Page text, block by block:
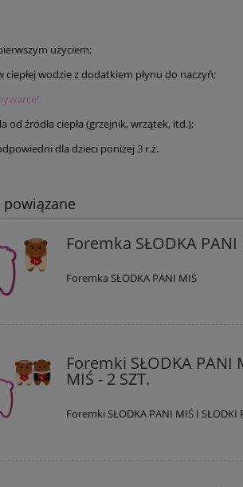
użyciem;
ciepłej wodzie z dodatkiem płynu do naczyń;
od źródła ciepła (grzejnik, wrzątek, itd.);
dla dzieci poniżej 3 r.ż.
Foremka SŁODKA PANI
Foremka SŁODKA PANI MIŚ
Foremki SŁODKA PANI
MIŚ - 2 SZT.
Foremki SŁODKA PANI MIŚ I SŁODKI